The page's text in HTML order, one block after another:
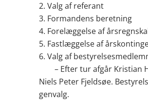
Valg af referant
Formandens beretning
Forelæggelse af
Fastlæggelse af
Valg af
– Efter tur afgår Kristian
Niels Peter Fjeldsøe.
genvalg.